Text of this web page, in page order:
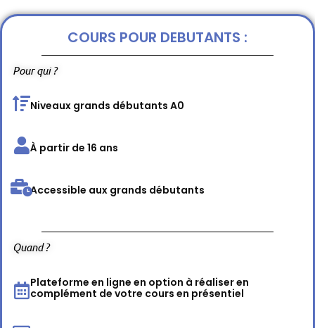
COURS POUR DEBUTANTS :
Pour qui ?
Niveaux grands débutants A0
À partir de 16 ans
Accessible aux grands débutants
Quand ?
Plateforme en ligne en option à réaliser en
complément de votre cours en présentiel